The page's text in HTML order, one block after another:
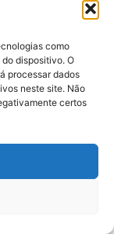
como
dispositivo. O
processar dados
neste site. Não
certos